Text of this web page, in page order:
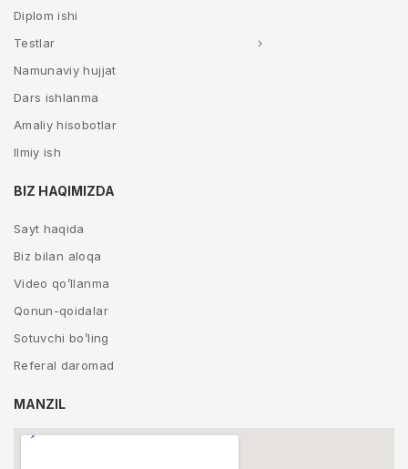
Diplom ishi
Testlar
Namunaviy hujjat
Dars ishlanma
Amaliy hisobotlar
Ilmiy ish
BIZ HAQIMIZDA
Sayt haqida
Biz bilan aloqa
Video qo’llanma
Qonun-qoidalar
Sotuvchi bo’ling
Referal daromad
MANZIL